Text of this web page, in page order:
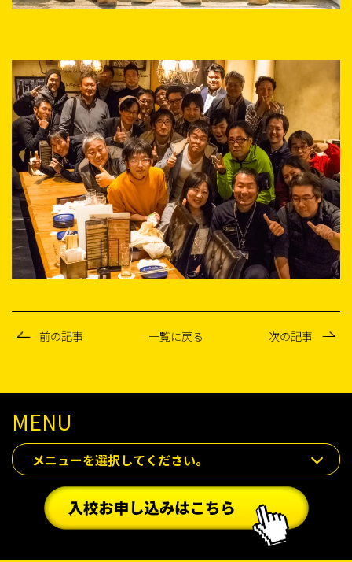
前の記事 一覧に戻る 次の記事
MENU
メニューを選択してください。